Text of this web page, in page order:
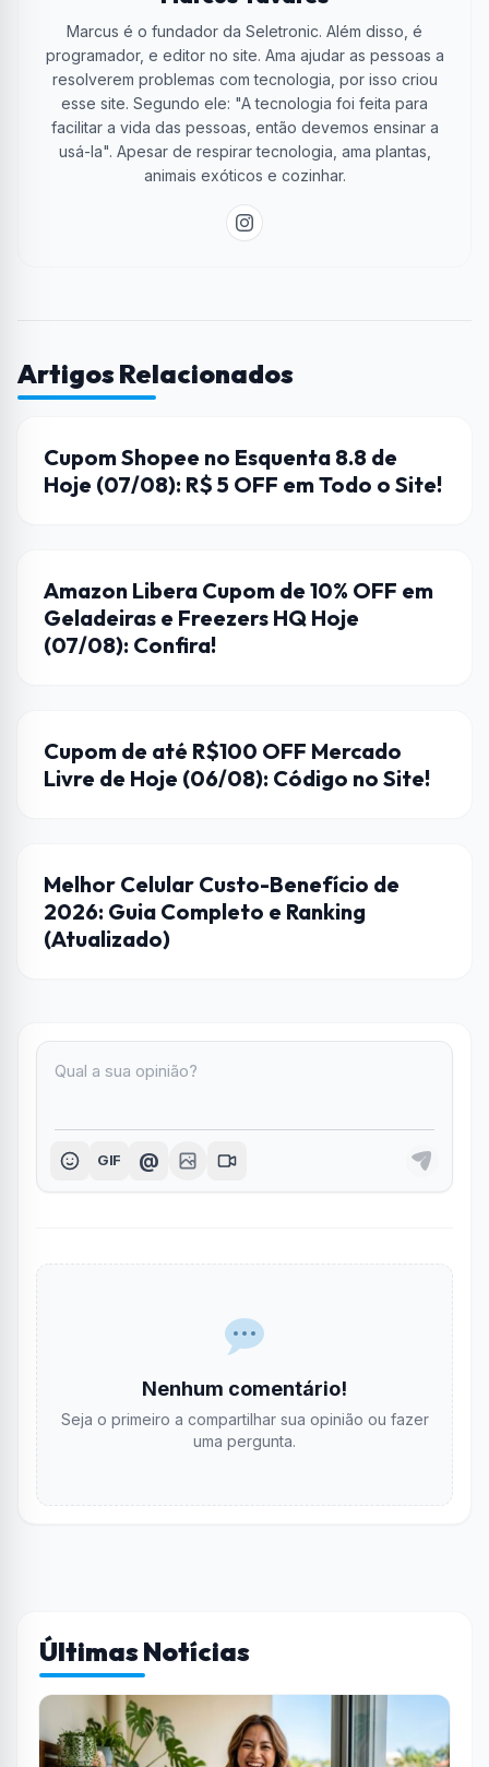
Marcus é o fundador da Seletronic. Além disso, é
programador, e editor no site. Ama ajudar as pessoas a
resolverem problemas com tecnologia, por isso criou
esse site. Segundo ele: "A tecnologia foi feita para
facilitar a vida das pessoas, então devemos ensinar a
usá-la". Apesar de respirar tecnologia, ama plantas,
animais exóticos e cozinhar.
Artigos Relacionados
CUPONS DE DESCONTO
Cupom Shopee no Esquenta 8.8 de
Hoje (07/08): R$ 5 OFF em Todo o Site!
AMAZON
Amazon Libera Cupom de 10% OFF em
Geladeiras e Freezers HQ Hoje
(07/08): Confira!
CUPONS DE DESCONTO
Cupom de até R$100 OFF Mercado
Livre de Hoje (06/08): Código no Site!
DICAS
Melhor Celular Custo-Benefício de
2026: Guia Completo e Ranking
(Atualizado)
GIF @
Nenhum comentário!
Seja o primeiro a compartilhar sua opinião ou fazer
uma pergunta.
Últimas Notícias